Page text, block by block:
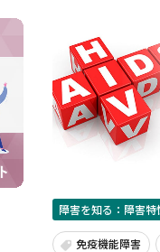
障害を知る：障害
免疫機能障害